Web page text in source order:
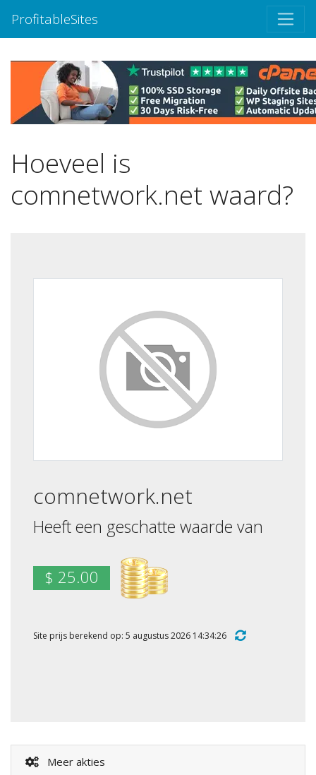
ProfitableSites
Hoeveel is
comnetwork.net waard?
comnetwork.net
Heeft een geschatte waarde van
$ 25.00
Site prijs berekend op: 5 augustus 2026 14:34:26
Meer akties